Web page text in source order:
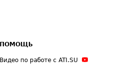
ПОМОЩЬ
Видео по работе с ATI.SU